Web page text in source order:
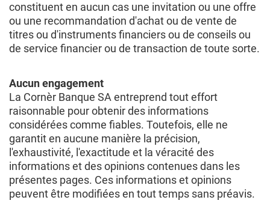
constituent en aucun cas une invitation ou une offre
ou une recommandation d'achat ou de vente de
titres ou d'instruments financiers ou de conseils ou
de service financier ou de transaction de toute sorte.
Aucun engagement
La Cornèr Banque SA entreprend tout effort
raisonnable pour obtenir des informations
considérées comme fiables. Toutefois, elle ne
garantit en aucune manière la précision,
l'exhaustivité, l'exactitude et la véracité des
informations et des opinions contenues dans les
présentes pages. Ces informations et opinions
peuvent être modifiées en tout temps sans préavis.